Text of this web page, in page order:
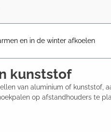
en in de winter afkoelen
kunststof
van aluminium of
op afstandhouders te